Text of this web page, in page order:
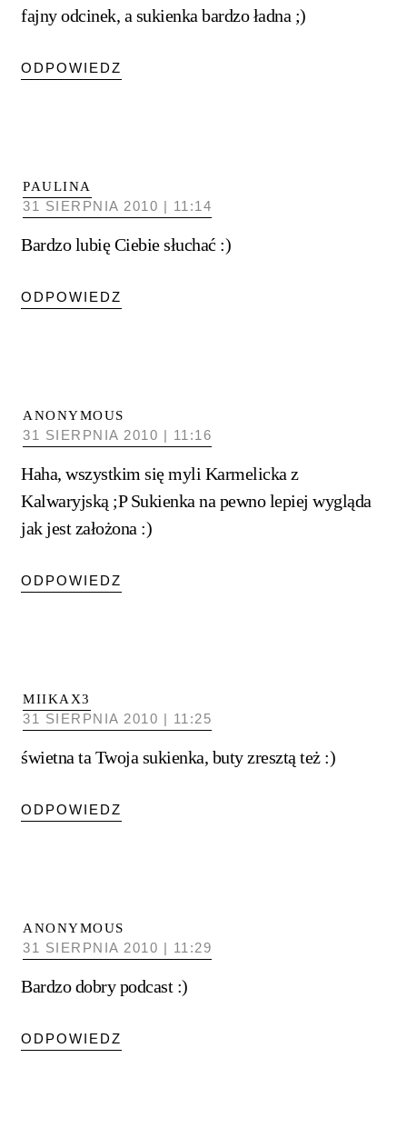
fajny odcinek, a sukienka bardzo ładna ;)
ODPOWIEDZ
PAULINA
31 SIERPNIA 2010 | 11:14
Bardzo lubię Ciebie słuchać :)
ODPOWIEDZ
ANONYMOUS
31 SIERPNIA 2010 | 11:16
Haha, wszystkim się myli Karmelicka z
Kalwaryjską ;P Sukienka na pewno lepiej wygląda
jak jest założona :)
ODPOWIEDZ
MIIKAX3
31 SIERPNIA 2010 | 11:25
świetna ta Twoja sukienka, buty zresztą też :)
ODPOWIEDZ
ANONYMOUS
31 SIERPNIA 2010 | 11:29
Bardzo dobry podcast :)
ODPOWIEDZ